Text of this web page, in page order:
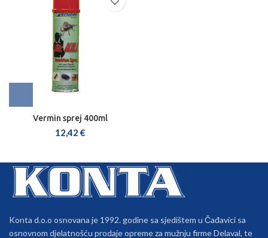
Vermin sprej 400ml
12,42 €
Konta d.o.o osnovana je 1992. godine sa sjedištem u Čađavici sa
osnovnom djelatnošću prodaje opreme za mužnju firme Delaval, te